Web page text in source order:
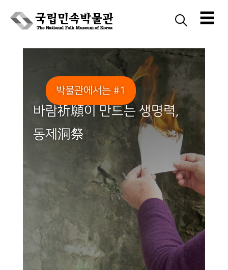
☰
Skip
박물관에서는 #1
바람祈願이 만드는 생명력,
동제洞祭